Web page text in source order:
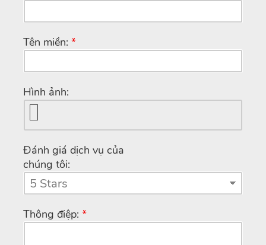
Tên miền: *
Hình ảnh:
Đánh giá dịch vụ của
chúng tôi:
Thông điệp: *